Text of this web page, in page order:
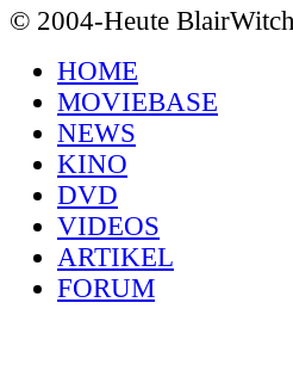
© 2004-Heute
HOME
MOVIEBASE
NEWS
KINO
DVD
VIDEOS
ARTIKEL
FORUM